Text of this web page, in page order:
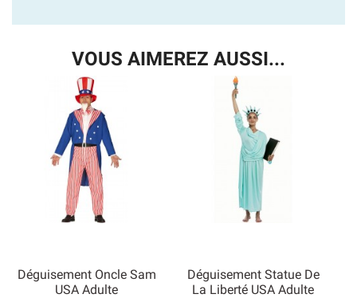
VOUS AIMEREZ AUSSI...
Déguisement Oncle Sam
USA Adulte
Déguisement Statue De
La Liberté USA Adulte